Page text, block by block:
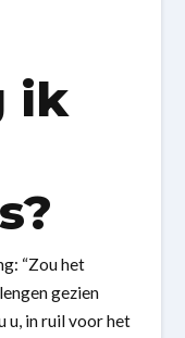
ik
“Zou het
gezien
u, in ruil voor het